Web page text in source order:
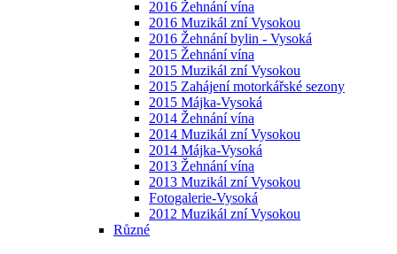
2016 Žehnání vína
2016 Muzikál zní Vysokou
2016 Žehnání bylin - Vysoká
2015 Žehnání vína
2015 Muzikál zní Vysokou
2015 Zahájení motorkářské sezony
2015 Májka-Vysoká
2014 Žehnání vína
2014 Muzikál zní Vysokou
2014 Májka-Vysoká
2013 Žehnání vína
2013 Muzikál zní Vysokou
Fotogalerie-Vysoká
2012 Muzikál zní Vysokou
Různé